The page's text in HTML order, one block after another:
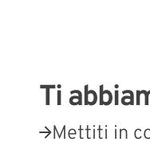
Ti
Mettiti in